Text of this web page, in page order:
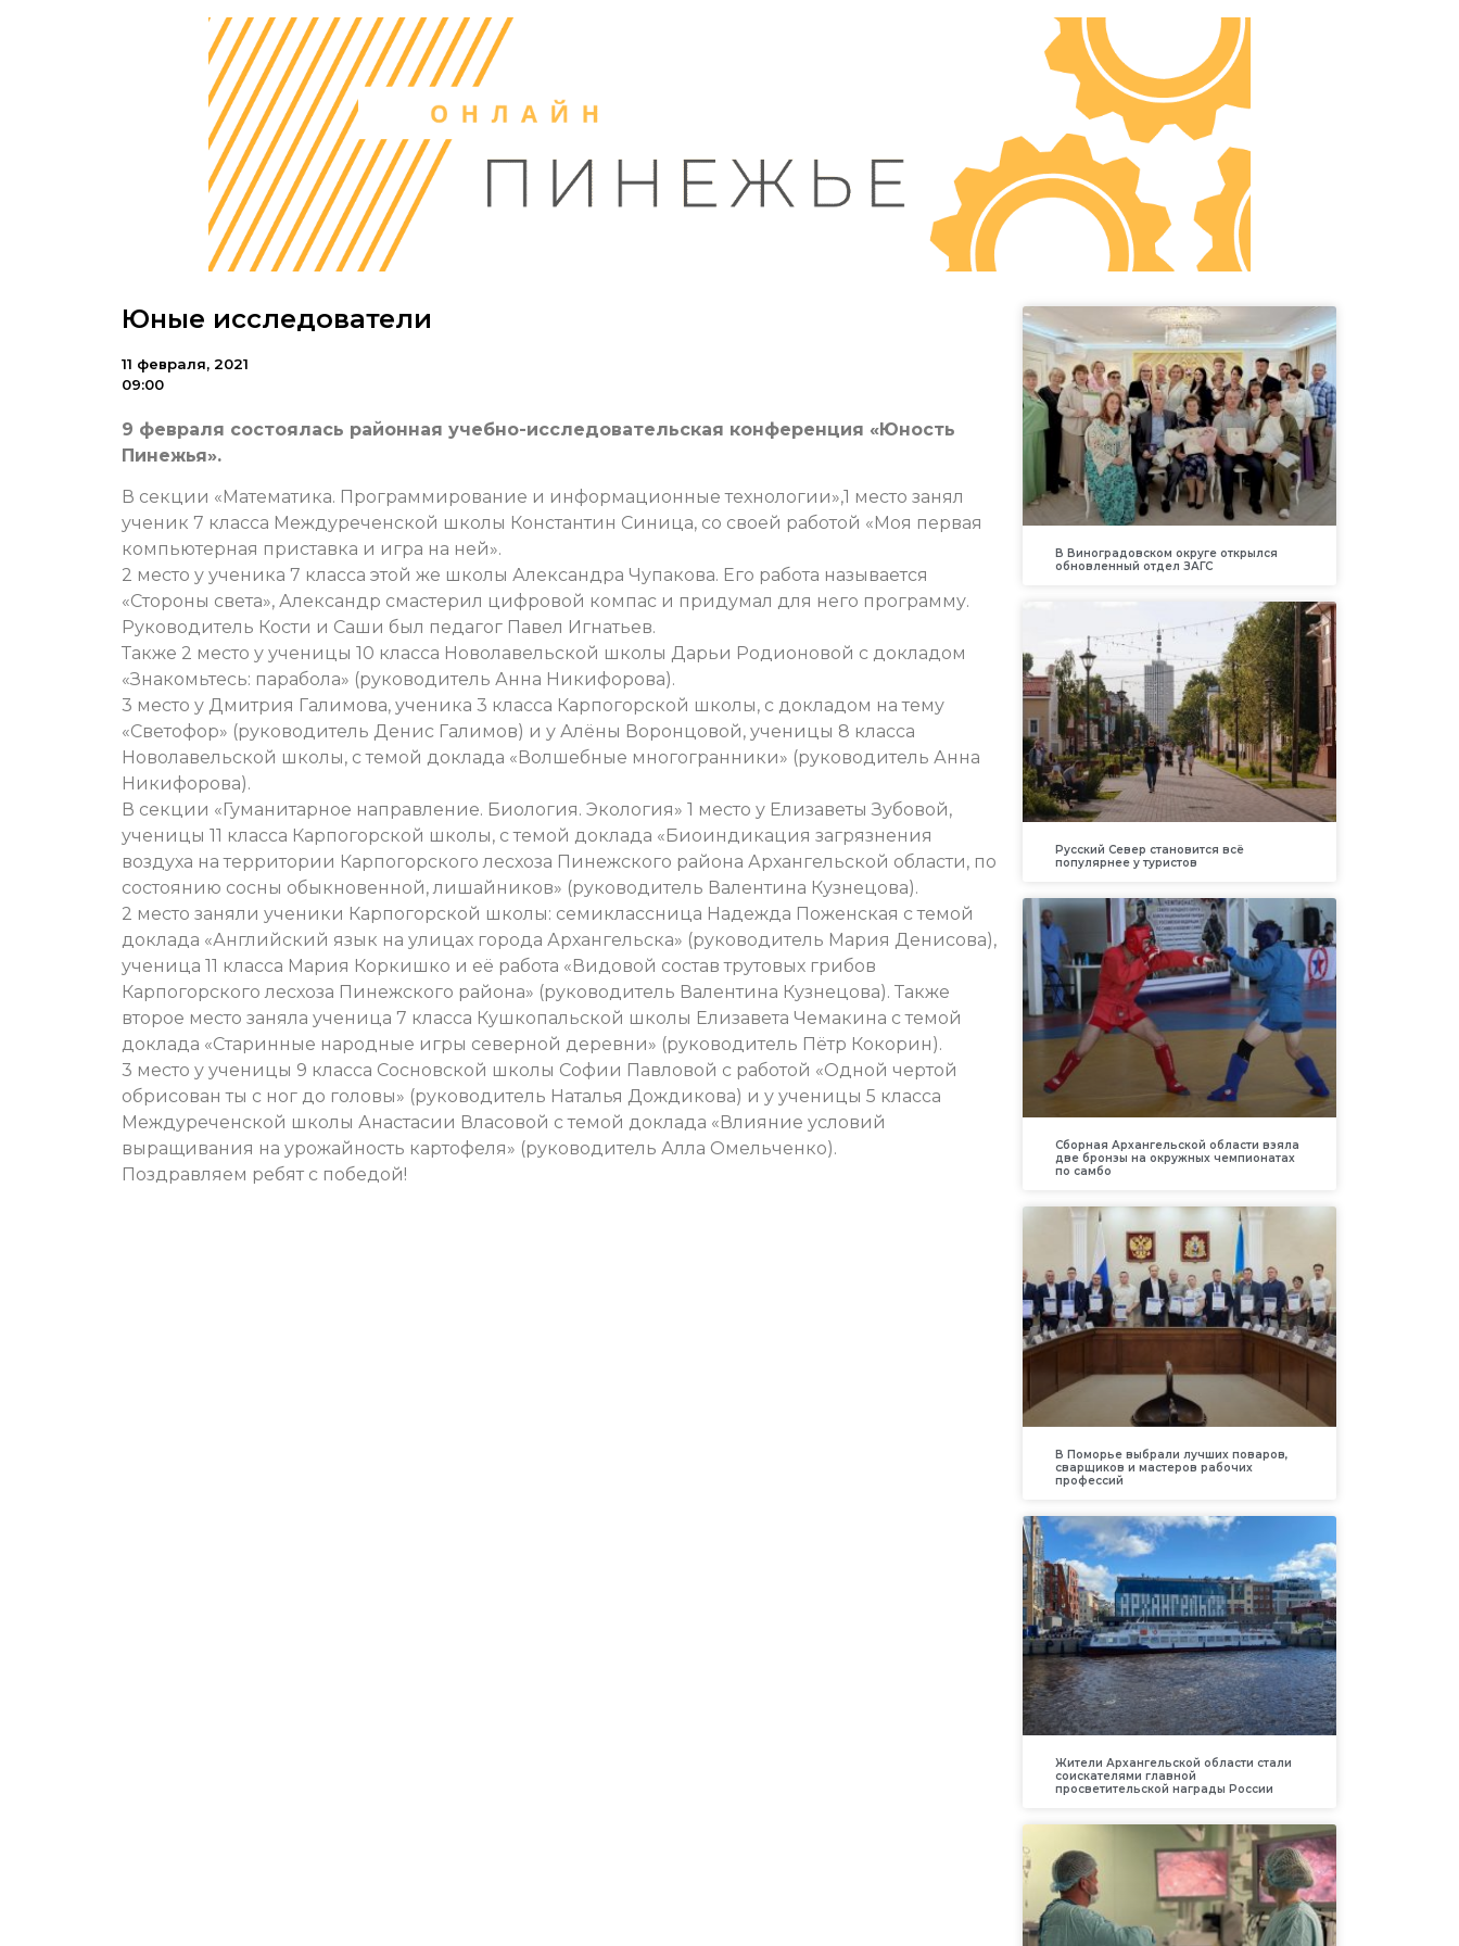
Юные исследователи
11 февраля, 2021
09:00
9 февраля состоялась районная учебно-исследовательская конференция «Юность
Пинежья».
В секции «Математика. Программирование и информационные технологии»,1 место занял
ученик 7 класса Междуреченской школы Константин Синица, со своей работой «Моя первая
компьютерная приставка и игра на ней».
2 место у ученика 7 класса этой же школы Александра Чупакова. Его работа называется
«Стороны света», Александр смастерил цифровой компас и придумал для него программу.
Руководитель Кости и Саши был педагог Павел Игнатьев.
Также 2 место у ученицы 10 класса Новолавельской школы Дарьи Родионовой с докладом
«Знакомьтесь: парабола» (руководитель Анна Никифорова).
3 место у Дмитрия Галимова, ученика 3 класса Карпогорской школы, с докладом на тему
«Светофор» (руководитель Денис Галимов) и у Алёны Воронцовой, ученицы 8 класса
Новолавельской школы, с темой доклада «Волшебные многогранники» (руководитель Анна
Никифорова).
В секции «Гуманитарное направление. Биология. Экология» 1 место у Елизаветы Зубовой,
ученицы 11 класса Карпогорской школы, с темой доклада «Биоиндикация загрязнения
воздуха на территории Карпогорского лесхоза Пинежского района Архангельской области, по
состоянию сосны обыкновенной, лишайников» (руководитель Валентина Кузнецова).
2 место заняли ученики Карпогорской школы: семиклассница Надежда Поженская с темой
доклада «Английский язык на улицах города Архангельска» (руководитель Мария Денисова),
ученица 11 класса Мария Коркишко и её работа «Видовой состав трутовых грибов
Карпогорского лесхоза Пинежского района» (руководитель Валентина Кузнецова). Также
второе место заняла ученица 7 класса Кушкопальской школы Елизавета Чемакина с темой
доклада «Старинные народные игры северной деревни» (руководитель Пётр Кокорин).
3 место у ученицы 9 класса Сосновской школы Софии Павловой с работой «Одной чертой
обрисован ты с ног до головы» (руководитель Наталья Дождикова) и у ученицы 5 класса
Междуреченской школы Анастасии Власовой с темой доклада «Влияние условий
выращивания на урожайность картофеля» (руководитель Алла Омельченко).
Поздравляем ребят с победой!
В Виноградовском округе открылся
обновленный отдел ЗАГС
Русский Север становится всё
популярнее у туристов
Сборная Архангельской области взяла
две бронзы на окружных чемпионатах
по самбо
В Поморье выбрали лучших поваров,
сварщиков и мастеров рабочих
профессий
Жители Архангельской области стали
соискателями главной
просветительской награды России